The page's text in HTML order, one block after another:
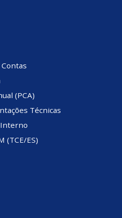
(PCA)
Técnicas
(TCE/ES)